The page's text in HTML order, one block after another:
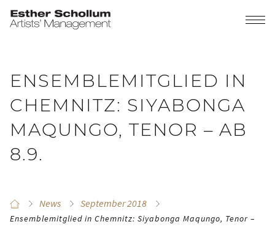
ENSEMBLEMITGLIED IN
CHEMNITZ: SIYABONGA
MAQUNGO, TENOR – AB
8.9.
News September 2018
Ensemblemitglied in Chemnitz: Siyabonga Maqungo, Tenor –